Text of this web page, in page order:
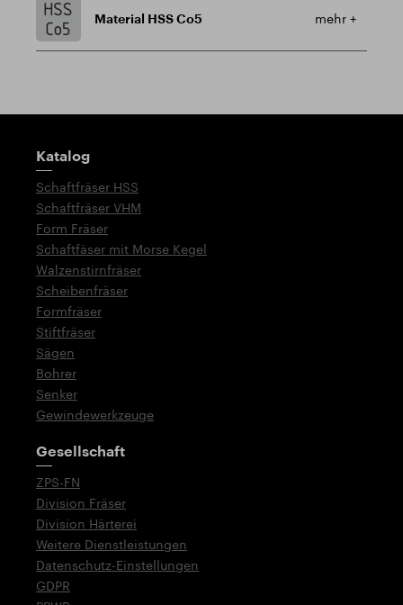
Material HSS Co5 mehr +
Wegweiser
Katalog
Schaftfräser HSS
Schaftfräser VHM
Form Fräser
Schaftfäser mit Morse Kegel
Walzenstirnfräser
Scheibenfräser
Formfräser
Stiftfräser
Sägen
Bohrer
Senker
Gewindewerkzeuge
Gesellschaft
ZPS-FN
Division Fräser
Division Härterei
Weitere Dienstleistungen
Datenschutz-Einstellungen
GDPR